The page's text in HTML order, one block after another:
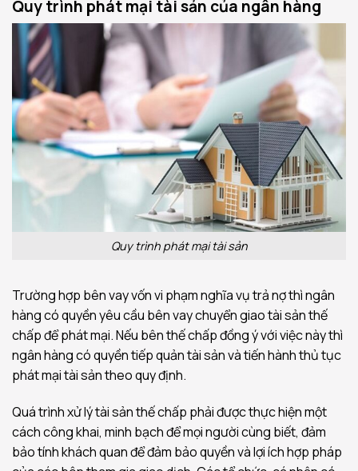
Quy trình phát mại tài sản của ngân hàng
Quy trình phát mại tài sản
Trường hợp bên vay vốn vi phạm nghĩa vụ trả nợ thì ngân
hàng có quyền yêu cầu bên vay chuyển giao tài sản thế
chấp để phát mại. Nếu bên thế chấp đồng ý với việc này thì
ngân hàng có quyền tiếp quản tài sản và tiến hành thủ tục
phát mại tài sản theo quy định.
Quá trình xử lý tài sản thế chấp phải được thực hiện một
cách công khai, minh bạch để mọi người cùng biết, đảm
bảo tính khách quan để đảm bảo quyền và lợi ích hợp pháp